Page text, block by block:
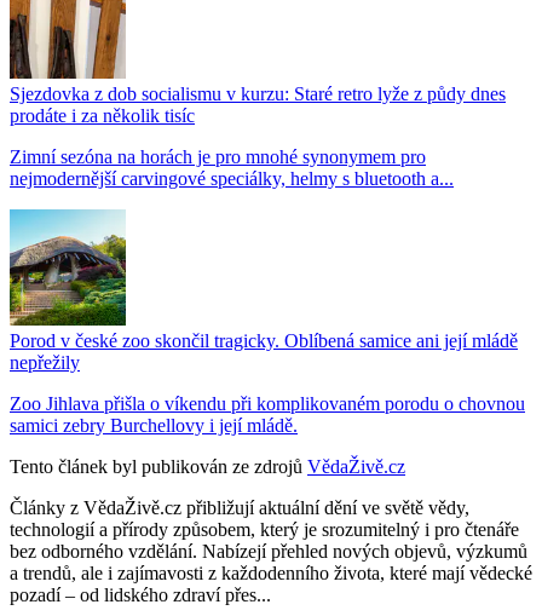
Sjezdovka z dob socialismu v kurzu: Staré retro lyže z půdy dnes
prodáte i za několik tisíc
Zimní sezóna na horách je pro mnohé synonymem pro
nejmodernější carvingové speciálky, helmy s bluetooth a...
Porod v české zoo skončil tragicky. Oblíbená samice ani její mládě
nepřežily
Zoo Jihlava přišla o víkendu při komplikovaném porodu o chovnou
samici zebry Burchellovy i její mládě.
Tento článek byl publikován ze zdrojů VědaŽivě.cz
Články z VědaŽivě.cz přibližují aktuální dění ve světě vědy,
technologií a přírody způsobem, který je srozumitelný i pro čtenáře
bez odborného vzdělání. Nabízejí přehled nových objevů, výzkumů
a trendů, ale i zajímavosti z každodenního života, které mají vědecké
pozadí – od lidského zdraví přes...